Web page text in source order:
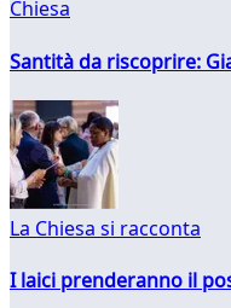
Chiesa
Santità da riscoprire:
La Chiesa si racconta
I laici prenderanno il